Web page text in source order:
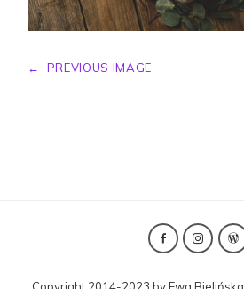
←
PREVIOUS IMAGE